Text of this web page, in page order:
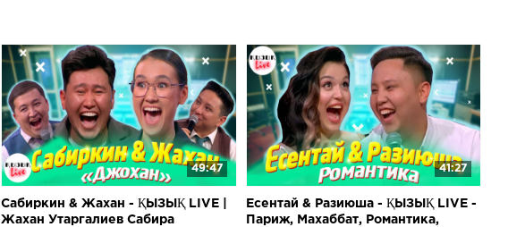
49:47
Сабиркин & Жахан - ҚЫЗЫҚ LIVE |
Жахан Утаргалиев Сабира
41:27
Есентай & Разиюша - ҚЫЗЫҚ LIVE -
Париж, Махаббат, Романтика,